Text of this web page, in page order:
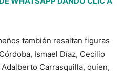
también resaltan figuras
Ismael Díaz, Cecilio
Carrasquilla, quien,